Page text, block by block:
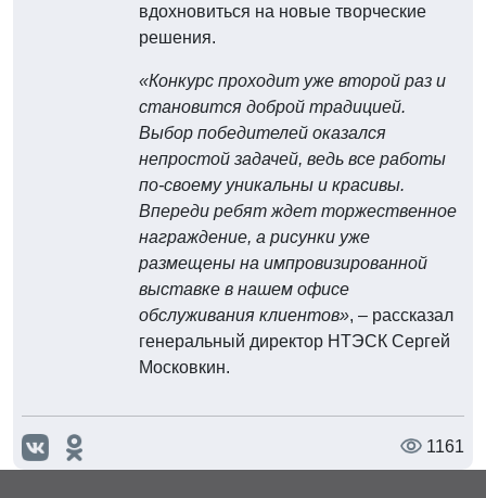
вдохновиться на новые творческие
решения.
«Конкурс проходит уже второй раз и
становится доброй традицией.
Выбор победителей оказался
непростой задачей, ведь все работы
по-своему уникальны и красивы.
Впереди ребят ждет торжественное
награждение, а рисунки уже
размещены на импровизированной
выставке в нашем офисе
обслуживания клиентов», – рассказал
генеральный директор НТЭСК Сергей
Московкин.
1161